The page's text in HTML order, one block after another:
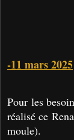
-11 mars 2025
Pour les
réalisé ce
moule).